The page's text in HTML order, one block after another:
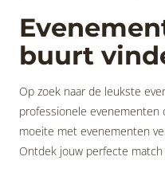
buurt
Op zoek naar de leukste
professionele evenementen
moeite met evenementen
Ontdek jouw perfecte match